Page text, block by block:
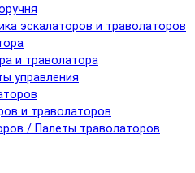
эскалаторов и траволаторов
и траволатора
управления
и траволаторов
/ Палеты траволаторов